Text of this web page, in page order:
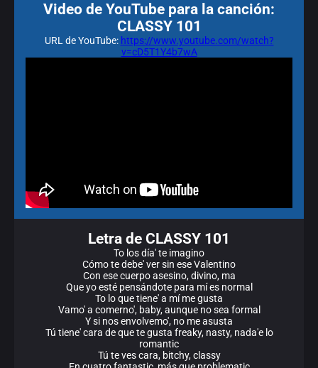
Video de YouTube para la canción:
CLASSY 101
URL de YouTube: https://www.youtube.com/watch?
v=cD5T1Y4b7wA
Letra de CLASSY 101
To los día' te imagino
Cómo te debe' ver sin ese Valentino
Con ese cuerpo asesino, divino, ma
Que yo esté pensándote para mí es normal
To lo que tiene' a mí me gusta
Vamo' a comerno', baby, aunque no sea formal
Y si nos envolvemo', no me asusta
Tú tiene' cara de que te gusta freaky, nasty, nada'e lo
romantic
Tú te ves cara, bitchy, classy